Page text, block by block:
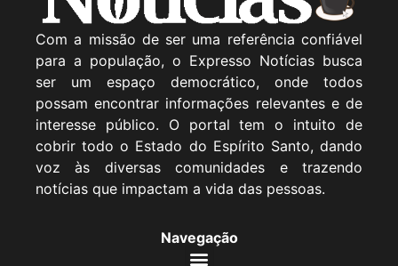
Com a missão de ser uma referência confiável
para a população, o Expresso Notícias busca
ser um espaço democrático, onde todos
possam encontrar informações relevantes e de
interesse público. O portal tem o intuito de
cobrir todo o Estado do Espírito Santo, dando
voz às diversas comunidades e trazendo
notícias que impactam a vida das pessoas.
Navegação